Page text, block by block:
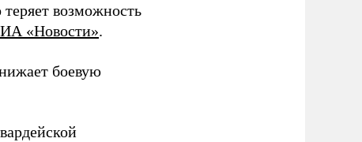
возможность
«Новости».
боевую